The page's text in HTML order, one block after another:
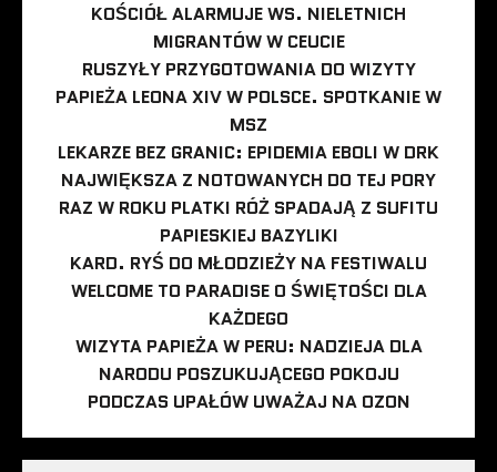
KOŚCIÓŁ ALARMUJE WS. NIELETNICH
MIGRANTÓW W CEUCIE
RUSZYŁY PRZYGOTOWANIA DO WIZYTY
PAPIEŻA LEONA XIV W POLSCE. SPOTKANIE W
MSZ
LEKARZE BEZ GRANIC: EPIDEMIA EBOLI W DRK
NAJWIĘKSZA Z NOTOWANYCH DO TEJ PORY
RAZ W ROKU PLATKI RÓŻ SPADAJĄ Z SUFITU
PAPIESKIEJ BAZYLIKI
KARD. RYŚ DO MŁODZIEŻY NA FESTIWALU
WELCOME TO PARADISE O ŚWIĘTOŚCI DLA
KAŻDEGO
WIZYTA PAPIEŻA W PERU: NADZIEJA DLA
NARODU POSZUKUJĄCEGO POKOJU
PODCZAS UPAŁÓW UWAŻAJ NA OZON